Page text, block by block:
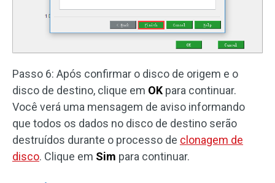
Passo 6: Após confirmar o disco de origem e o
disco de destino, clique em OK para continuar.
Você verá uma mensagem de aviso informando
que todos os dados no disco de destino serão
destruídos durante o processo de clonagem de
disco. Clique em Sim para continuar.